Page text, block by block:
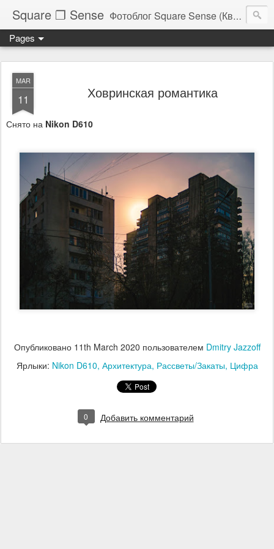
Square ❐ Sense Фотоблог Square Sense (Квадратное Чувство)
Pages
MAR
11 Ховринская романтика
Снято на Nikon D610
Опубликовано 11th March 2020 пользователем Dmitry Jazzoff
Ярлыки: Nikon D610 Архитектура Рассветы/Закаты Цифра
0 Добавить комментарий